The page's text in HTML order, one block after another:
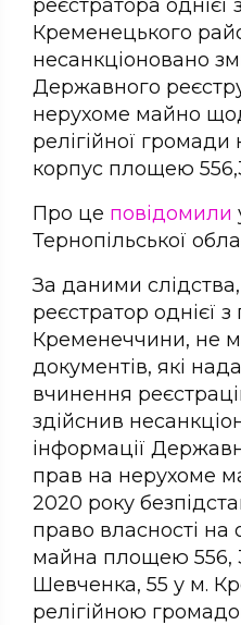
реєстратора однієї
Кременецького
несанкціоновано
Державного
нерухоме майно
релігійної
корпус площею
Про це повідомили
Тернопільської
За даними
реєстратор однієї
Кременеччини, не
документів, які
вчинення
здійснив
інформації
прав на нерухоме
2020 року
право власності на
майна площею 556,
Шевченка, 55 у м.
релігійною